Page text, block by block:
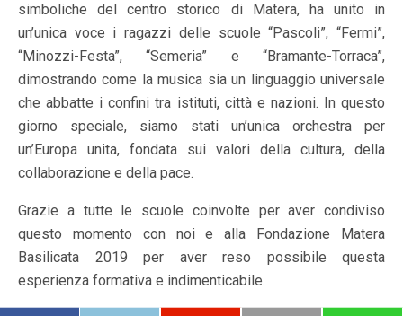
simboliche del centro storico di Matera, ha unito in
un’unica voce i ragazzi delle scuole “Pascoli”, “Fermi”,
“Minozzi-Festa”, “Semeria” e “Bramante-Torraca”,
dimostrando come la musica sia un linguaggio universale
che abbatte i confini tra istituti, città e nazioni. In questo
giorno speciale, siamo stati un’unica orchestra per
un’Europa unita, fondata sui valori della cultura, della
collaborazione e della pace.
Grazie a tutte le scuole coinvolte per aver condiviso
questo momento con noi e alla Fondazione Matera
Basilicata 2019 per aver reso possibile questa
esperienza formativa e indimenticabile.